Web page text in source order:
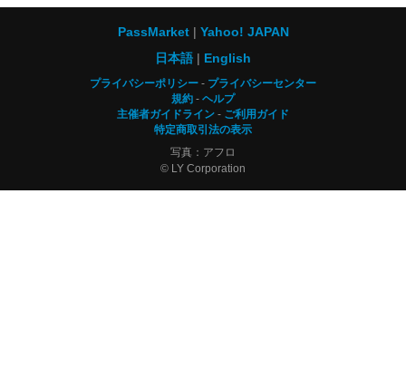
PassMarket
Yahoo! JAPAN
日本語
English
プライバシーポリシー
プライバシーセンター
規約
ヘルプ
主催者ガイドライン
ご利用ガイド
特定商取引法の表示
写真：アフロ
© LY Corporation